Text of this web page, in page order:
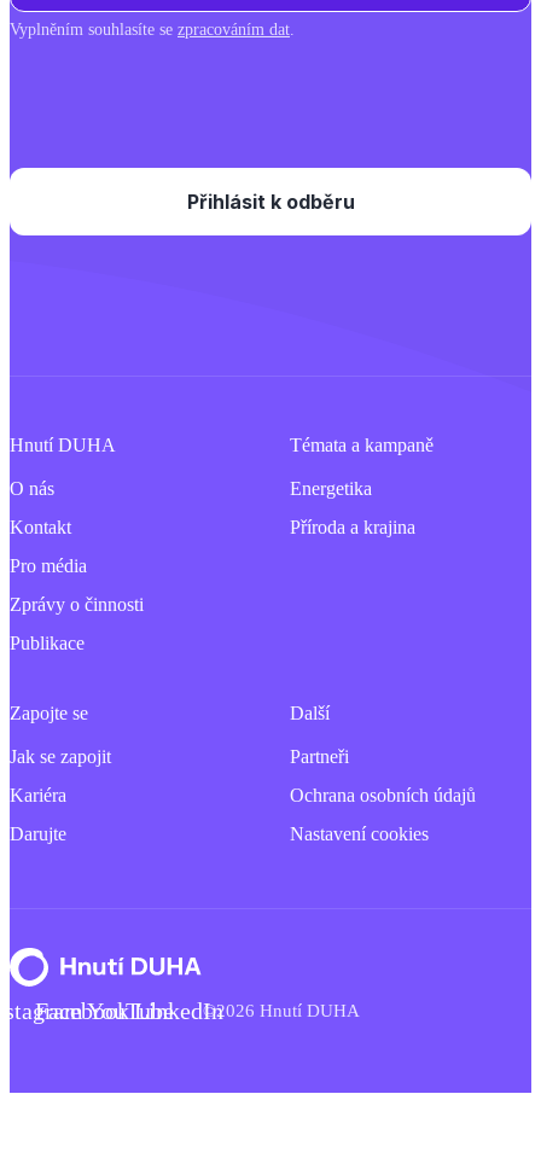
Vyplněním souhlasíte se zpracováním dat.
Hnutí DUHA
O nás
Kontakt
Pro média
Zprávy o činnosti
Publikace
Témata a kampaně
Energetika
Příroda a krajina
Zapojte se
Jak se zapojit
Kariéra
Darujte
Další
Partneři
Ochrana osobních údajů
Nastavení cookies
FacebookYouTubeLinkedIn©2026 Hnutí DUHA